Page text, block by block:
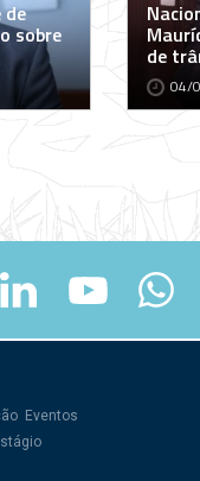
sobre
de
04/
Eventos